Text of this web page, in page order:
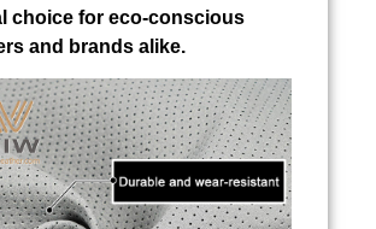
choice for eco-conscious
and brands alike.